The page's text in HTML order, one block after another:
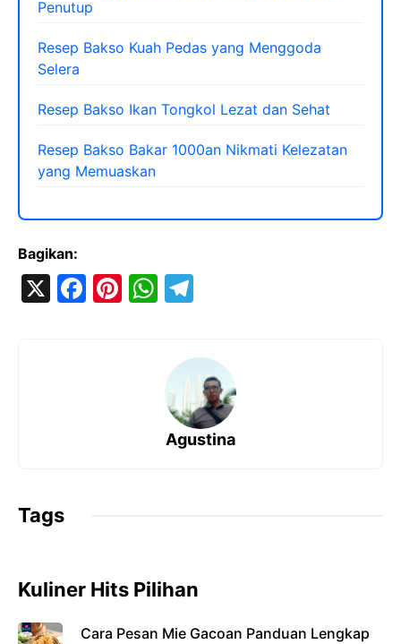
Penutup
Resep Bakso Kuah Pedas yang Menggoda
Selera
Resep Bakso Ikan Tongkol Lezat dan Sehat
Resep Bakso Bakar 1000an Nikmati Kelezatan
yang Memuaskan
Bagikan:
X
F
Pi W
s
A
p
gr
a
m
Agustina
Tags
Kuliner Hits Pilihan
Cara Pesan Mie Gacoan Panduan Lengkap